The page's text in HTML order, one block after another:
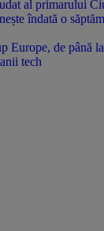
Europe, de până
tech